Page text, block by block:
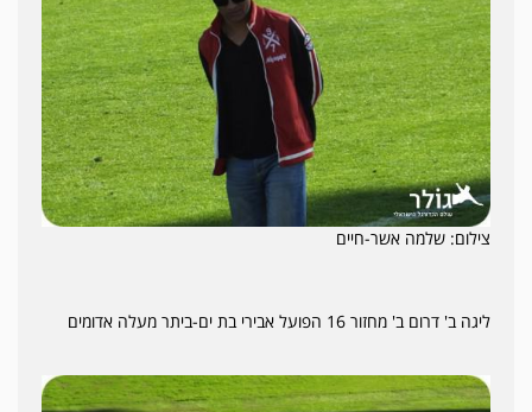
צילום: שלמה אשר-חיים
ליגה ב' דרום ב' מחזור 16 הפועל אבירי בת ים-ביתר מעלה אדומים